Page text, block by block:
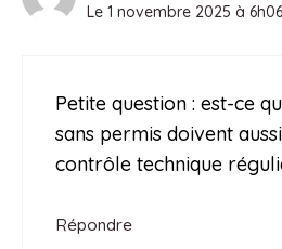
Le 1 novembre 2025 à 6h06
Petite question : est-ce
sans permis doivent
contrôle technique
Répondre